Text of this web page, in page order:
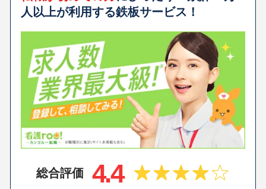
人以上が利用する鉄板サービス！
総合評価 4.4